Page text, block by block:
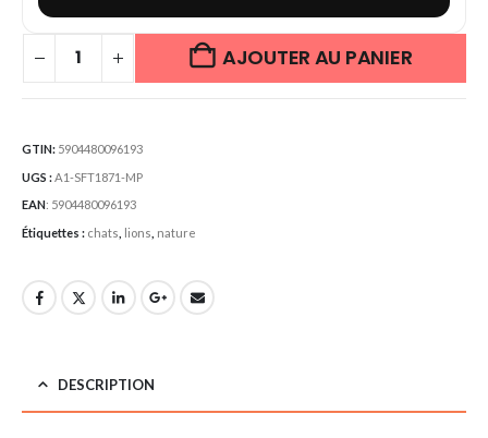
AJOUTER AU PANIER
GTIN: 5904480096193
UGS :A1-SFT1871-MP
EAN: 5904480096193
Étiquettes : chats lions nature
DESCRIPTION